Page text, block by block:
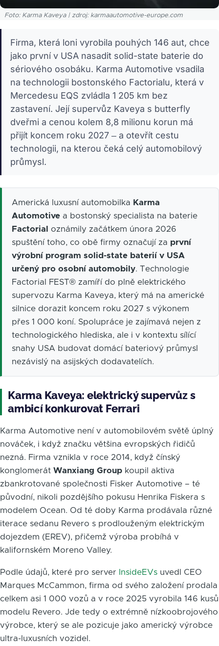
Foto: Karma Kaveya | zdroj: karmaautomotive-europe.com
Firma, která loni vyrobila pouhých 146 aut, chce
jako první v USA nasadit solid-state baterie do
sériového osobáku. Karma Automotive vsadila
na technologii bostonského Factorialu, která v
Mercedesu EQS zvládla 1 205 km bez
zastavení. Její supervůz Kaveya s butterfly
dveřmi a cenou kolem 8,8 milionu korun má
přijít koncem roku 2027 – a otevřít cestu
technologii, na kterou čeká celý automobilový
průmysl.
Americká luxusní automobilka Karma
Automotive a bostonský specialista na baterie
Factorial
oznámily začátkem února 2026
spuštění toho, co obě firmy označují za první
výrobní program solid-state baterií v USA
určený pro osobní automobily. Technologie
Factorial FEST® zamíří do plně elektrického
supervozu Karma Kaveya, který má na americké
silnice dorazit koncem roku 2027 s výkonem
přes 1 000 koní. Spolupráce je zajímavá nejen z
technologického hlediska, ale i v kontextu sílící
snahy USA budovat domácí bateriový průmysl
nezávislý na asijských dodavatelích.
Karma Kaveya: elektrický supervůz s
ambicí konkurovat Ferrari
Karma Automotive není v automobilovém světě úplný
nováček, i když značku většina evropských řidičů
nezná. Firma vznikla v roce 2014, když čínský
konglomerát Wanxiang Group koupil aktiva
zbankrotované společnosti Fisker Automotive – té
původní, nikoli pozdějšího pokusu Henrika Fiskera s
modelem Ocean. Od té doby Karma prodávala různé
iterace sedanu Revero s prodlouženým elektrickým
dojezdem (EREV), přičemž výroba probíhá v
kalifornském Moreno Valley.
Podle údajů, které pro server InsideEVs uvedl CEO
Marques McCammon, firma od svého založení prodala
celkem asi 1 000 vozů a v roce 2025 vyrobila 146 kusů
modelu Revero. Jde tedy o extrémně nízkoobrojového
výrobce, který se ale pozicuje jako americký výrobce
ultra-luxusních vozidel.